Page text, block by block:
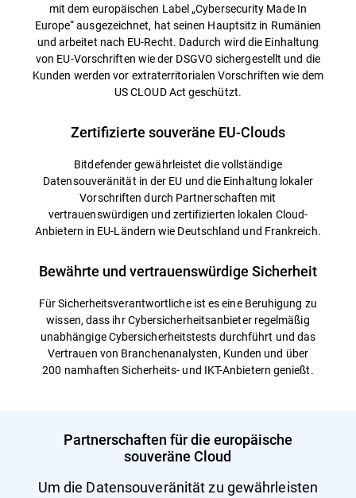
mit dem europäischen Label „Cybersecurity Made In
Europe“ ausgezeichnet, hat seinen Hauptsitz in Rumänien
und arbeitet nach EU-Recht. Dadurch wird die Einhaltung
von EU-Vorschriften wie der DSGVO sichergestellt und die
Kunden werden vor extraterritorialen Vorschriften wie dem
US CLOUD Act geschützt.
Zertifizierte souveräne EU-Clouds
Bitdefender gewährleistet die vollständige
Datensouveränität in der EU und die Einhaltung lokaler
Vorschriften durch Partnerschaften mit
vertrauenswürdigen und zertifizierten lokalen Cloud-
Anbietern in EU-Ländern wie Deutschland und Frankreich.
Bewährte und vertrauenswürdige Sicherheit
Für Sicherheitsverantwortliche ist es eine Beruhigung zu
wissen, dass ihr Cybersicherheitsanbieter regelmäßig
unabhängige Cybersicherheitstests durchführt und das
Vertrauen von Branchenanalysten, Kunden und über
200 namhaften Sicherheits- und IKT-Anbietern genießt.
Partnerschaften für die europäische
souveräne Cloud
Um die Datensouveränität zu gewährleisten